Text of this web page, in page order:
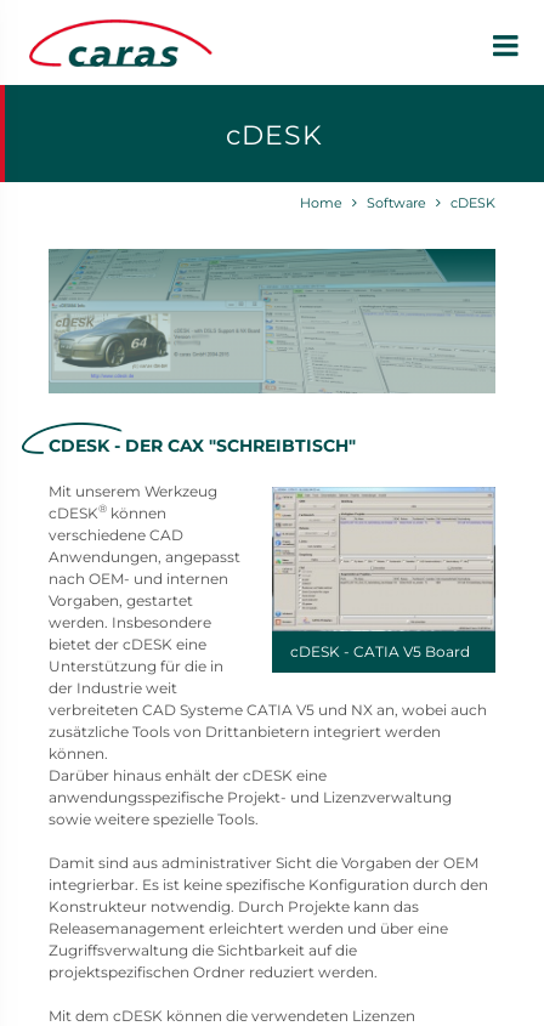
cDESK
Home Software cDESK
CDESK - DER CAX "SCHREIBTISCH"
cDESK - CATIA V5 Board
Mit unserem Werkzeug
cDESK® können
verschiedene CAD
Anwendungen, angepasst
nach OEM- und internen
Vorgaben, gestartet
werden. Insbesondere
bietet der cDESK eine
Unterstützung für die in
der Industrie weit
verbreiteten CAD Systeme CATIA V5 und NX an, wobei auch
zusätzliche Tools von Drittanbietern integriert werden
können.
Darüber hinaus enhält der cDESK eine
anwendungsspezifische Projekt- und Lizenzverwaltung
sowie weitere spezielle Tools.
Damit sind aus administrativer Sicht die Vorgaben der OEM
integrierbar. Es ist keine spezifische Konfiguration durch den
Konstrukteur notwendig. Durch Projekte kann das
Releasemanagement erleichtert werden und über eine
Zugriffsverwaltung die Sichtbarkeit auf die
projektspezifischen Ordner reduziert werden.
Mit dem cDESK können die verwendeten Lizenzen